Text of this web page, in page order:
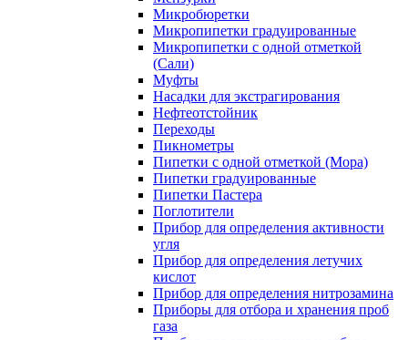
Микробюретки
Микропипетки градуированные
Микропипетки с одной отметкой
(Сали)
Муфты
Насадки для экстрагирования
Нефтеотстойник
Переходы
Пикнометры
Пипетки с одной отметкой (Мора)
Пипетки градуированные
Пипетки Пастера
Поглотители
Прибор для определения активности
угля
Прибор для определения летучих
кислот
Прибор для определения нитрозамина
Приборы для отбора и хранения проб
газа